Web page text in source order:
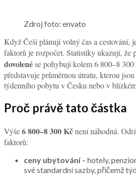
Zdroj foto: envato
Když Češi plánují volný čas a cestování,
faktorů je rozpočet. Statistiky ukazují, že
dovolenése pohybují kolem 6 800–8
představuje průměrnou útratu, kterou
týdenního pobytu v Česku nebo v
Proč právě tato částka
Výše6 800–8 300 Kčnení náhodná.
faktorů:
ceny ubytování– hotely,
své standardní sazby, přičemž